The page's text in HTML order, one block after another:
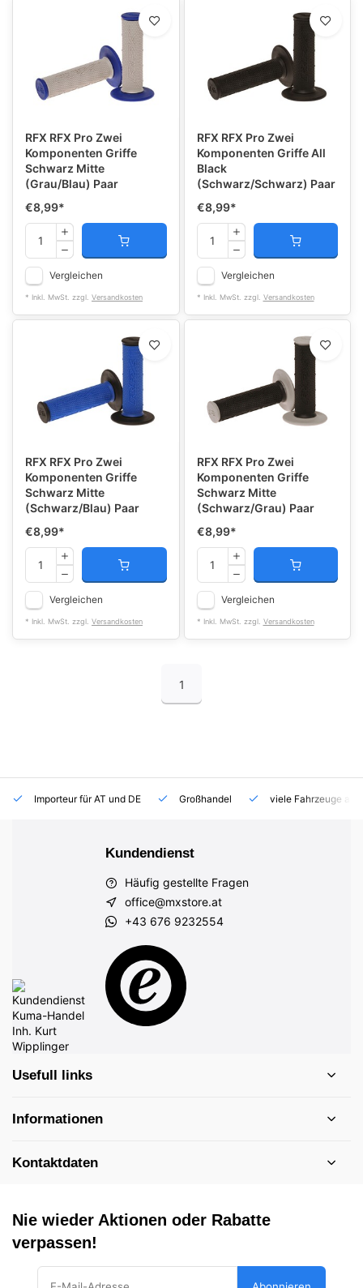
RFX RFX Pro Zwei
Komponenten Griffe
Schwarz Mitte
(Grau/Blau) Paar
€8,99*
Vergleichen
* Inkl. MwSt. zzgl. Versandkosten
RFX RFX Pro Zwei
Komponenten Griffe All
Black
(Schwarz/Schwarz) Paar
€8,99*
Vergleichen
* Inkl. MwSt. zzgl. Versandkosten
RFX RFX Pro Zwei
Komponenten Griffe
Schwarz Mitte
(Schwarz/Blau) Paar
€8,99*
Vergleichen
* Inkl. MwSt. zzgl. Versandkosten
RFX RFX Pro Zwei
Komponenten Griffe
Schwarz Mitte
(Schwarz/Grau) Paar
€8,99*
Vergleichen
* Inkl. MwSt. zzgl. Versandkosten
1
Importeur für AT und DE Großhandel viele Fahrzeuge auf
Kundendienst
Häufig gestellte Fragen
office@mxstore.at
+43 676 9232554
Usefull links
Informationen
Kontaktdaten
Nie wieder Aktionen oder Rabatte
verpassen!